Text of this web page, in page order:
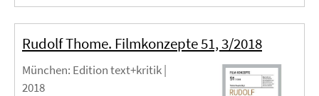
Rudolf Thome. Filmkonzepte 51, 3/2018
München: Edition text+kritik |
2018